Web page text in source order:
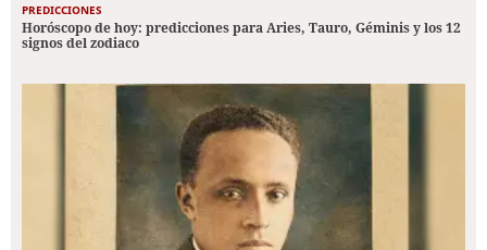
PREDICCIONES
Horóscopo de hoy: predicciones para Aries, Tauro, Géminis y los 12
signos del zodiaco